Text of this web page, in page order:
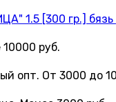
1.5 [300 гр.] бязь